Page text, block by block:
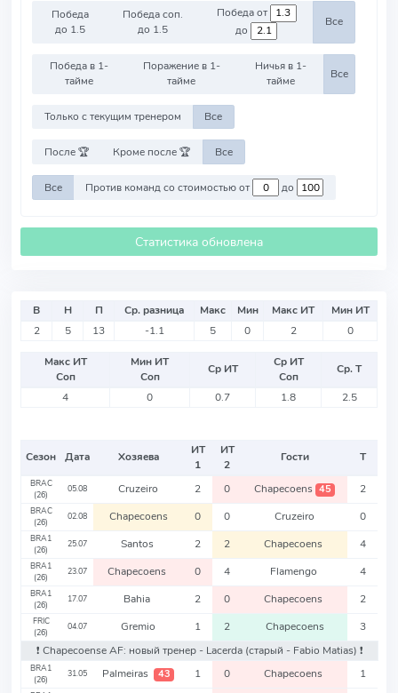
Победа
до 1.5
Победа соп.
до 1.5
Победа от
до
Все
Победа в 1-
тайме
Поражение в 1-
тайме
Ничья в 1-
тайме
Все
Только с текущим тренером Все
После 🏆 Кроме после 🏆 Все
Все Против команд со стоимостью от до
Статистика обновлена
В Н П Ср. разница Макс Мин Макс ИТ
Мин ИТ
2
5 13 -1.1 5 0 2 0
Макс ИТ
Соп
Мин ИТ
Соп
Ср ИТ
Ср ИТ
Соп
Ср. Т
4
0 0.7 1.8 2.5
Сезон Дата Хозяева
ИТ
1
ИТ
2
Гости Т
BRAC
(26)
05.08 Cruzeiro 2 0 Chapecoens 45 2
BRAC
(26)
02.08 Chapecoens 0 0 Cruzeiro 0
BRA1
(26)
25.07 Santos 2 2 Chapecoens 4
BRA1
(26)
23.07 Chapecoens 0 4 Flamengo 4
BRA1
(26)
17.07 Bahia 2 0 Chapecoens 2
FRIC
(26)
04.07 Gremio 1 2 Chapecoens
3
❗️ Chapecoense AF: новый тренер - Lacerda (старый - Fabio Matias) ❗️
BRA1
(26)
31.05 Palmeiras 43 1 0 Chapecoens 1